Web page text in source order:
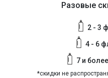
Разовые
2 - 3
4 - 6
7 и
*скидки не